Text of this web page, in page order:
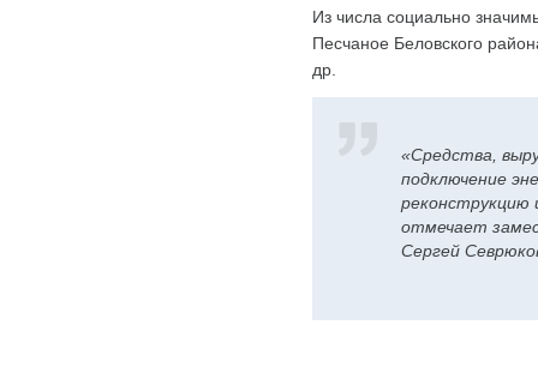
Из числа социально
Песчаное Беловского
др.
«Средства,
подключение
реконструкцию
отмечает
Сергей